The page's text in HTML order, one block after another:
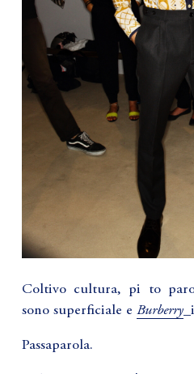
Coltivo cultura, pi to
sono superficiale e Burberry
Passaparola.